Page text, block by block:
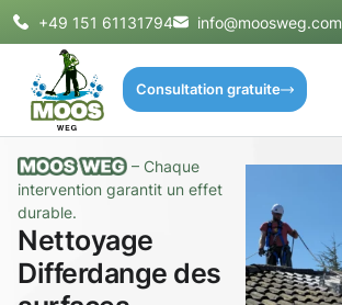
+49 151 61131794 info@moosweg.com
Consultation gratuite
– Chaque
intervention garantit un effet
durable.
Nettoyage
Differdange des